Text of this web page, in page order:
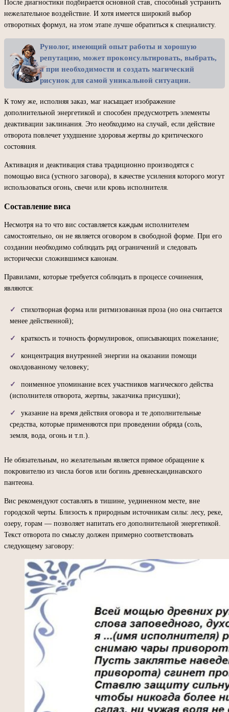
После диагностики подбирается основной став, способный устранить
нежелательное воздействие. И хотя имеется широкий выбор
отворотных формул, на этом этапе лучше обратиться к специалисту.
Рунолог, имеющий опыт работы и хорошую
репутацию, может проконсультировать, выбрать,
а при необходимости и создать магический
рисунок для самой уникальной ситуации.
К тому же, исполняя заказ, маг насыщает изображение
дополнительной энергетикой и способен предусмотреть элементы
деактивации заклинания. Это необходимо на случай, если действие
отворота повлечет ухудшение здоровья жертвы до критического
состояния.
Активация и деактивация става традиционно производятся с
помощью виса (устного заговора), в качестве усиления которого могут
использоваться огонь, свечи или кровь исполнителя.
Составление виса
Несмотря на то что вис составляется каждым исполнителем
самостоятельно, он не является оговором в свободной форме. При его
создании необходимо соблюдать ряд ограничений и следовать
исторически сложившимся канонам.
Правилами, которые требуется соблюдать в процессе сочинения,
являются:
стихотворная форма или ритмизованная проза (но она считается
менее действенной);
краткость и точность формулировок, описывающих пожелание;
концентрация внутренней энергии на оказании помощи
околдованному человеку;
поименное упоминание всех участников магического действа
(исполнителя отворота, жертвы, заказчика присушки);
указание на время действия оговора и те дополнительные
средства, которые применяются при проведении обряда (соль,
земля, вода, огонь и т.п.).
Не обязательным, но желательным является прямое обращение к
покровителю из числа богов или богинь древнескандинавского
пантеона.
Вис рекомендуют составлять в тишине, уединенном месте, вне
городской черты. Близость к природным источникам силы: лесу, реке,
озеру, горам — позволяет напитать его дополнительной энергетикой.
Текст отворота по смыслу должен примерно соответствовать
следующему заговору: